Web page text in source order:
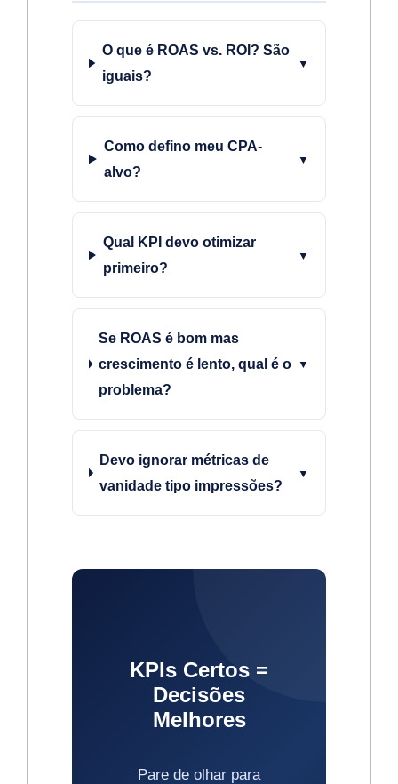
O que é ROAS vs. ROI? São
iguais?
Como defino meu CPA-
alvo?
Qual KPI devo otimizar
primeiro?
Se ROAS é bom mas
crescimento é lento, qual é o
problema?
Devo ignorar métricas de
vanidade tipo impressões?
KPIs Certos =
Decisões
Melhores
Pare de olhar para